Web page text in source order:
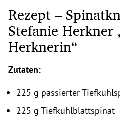
Rezept –
Stefanie Herkner
Herknerin“
Zutaten:
225 g passierter
225 g Tiefkühlblattspinat